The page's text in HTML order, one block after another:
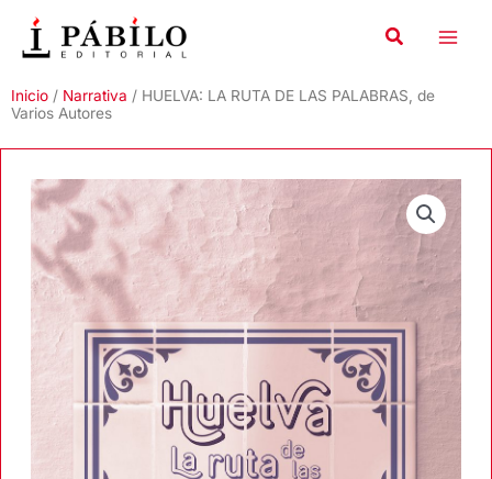
contenido
Inicio / Narrativa / HUELVA: LA RUTA DE LAS PALABRAS, de
Varios Autores